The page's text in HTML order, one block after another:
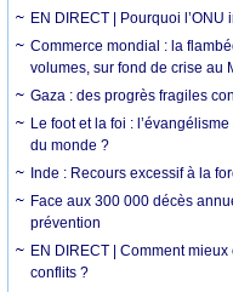
EN DIRECT | Pourquoi
Commerce mondial : la
volumes, sur fond de crise au
Gaza : des progrès fragiles
Le foot et la foi :
du monde ?
Inde : Recours excessif à la
Face aux 300 000 décès
prévention
EN DIRECT | Comment
conflits ?